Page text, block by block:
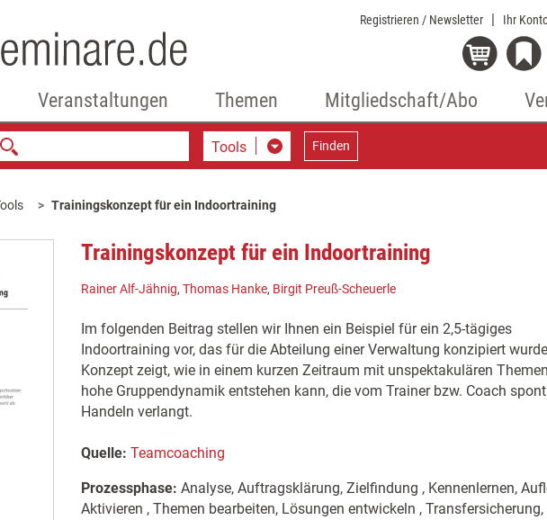
Registrieren / Newsletter Ihr
Veranstaltungen Themen Mitgliedschaft/Abo
Tools Finden
Trainingskonzept für ein Indoortraining
Trainingskonzept für ein Indoortraining
Rainer Alf-Jähnig, Thomas Hanke, Birgit Preuß-Scheuerle
Im folgenden Beitrag stellen wir Ihnen ein Beispiel für ein 2,5-tägiges
Indoortraining vor, das für die Abteilung einer Verwaltung konzipiert
Konzept zeigt, wie in einem kurzen Zeitraum mit unspektakulären
hohe Gruppendynamik entstehen kann, die vom Trainer bzw. Coach
Handeln verlangt.
Quelle: Teamcoaching
Prozessphase: Analyse, Auftragsklärung, Zielfindung , Kennenlernen,
Aktivieren , Themen bearbeiten, Lösungen entwickeln , Transfersicherung,